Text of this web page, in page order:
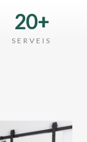
SERVEIS
20+